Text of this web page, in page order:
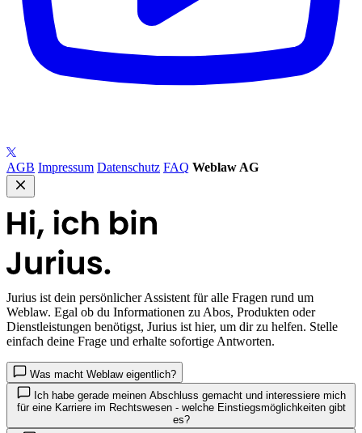
AGB Impressum Datenschutz FAQ Weblaw AG
Jurius ist dein persönlicher Assistent für alle Fragen rund um
Weblaw. Egal ob du Informationen zu Abos, Produkten oder
Dienstleistungen benötigst, Jurius ist hier, um dir zu helfen. Stelle
einfach deine Frage und erhalte sofortige Antworten.
Was macht Weblaw eigentlich?
Ich habe gerade meinen Abschluss gemacht und interessiere mich
für eine Karriere im Rechtswesen - welche Einstiegsmöglichkeiten gibt
es?